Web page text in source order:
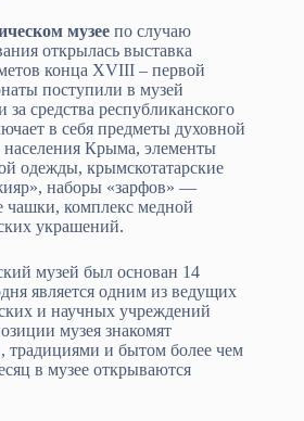
музее по случаю
открылась выставка
конца XVIII – первой
поступили в музей
средства республиканского
в себя предметы духовной
населения Крыма, элементы
одежды, крымскотатарские
наборы «зарфов» —
чашки, комплекс медной
украшений.
музей был основан 14
является одним из ведущих
и научных учреждений
музея знакомят
традициями и бытом более чем
в музее открываются